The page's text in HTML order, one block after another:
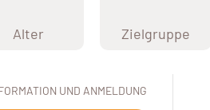
Alter Zielgruppe
UND ANMELDUNG